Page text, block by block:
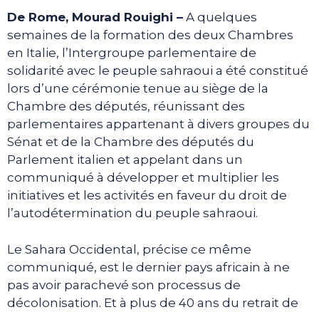
De Rome, Mourad Rouighi – A quelques
semaines de la formation des deux Chambres
en Italie, l’Intergroupe parlementaire de
solidarité avec le peuple sahraoui a été constitué
lors d’une cérémonie tenue au siège de la
Chambre des députés, réunissant des
parlementaires appartenant à divers groupes du
Sénat et de la Chambre des députés du
Parlement italien et appelant dans un
communiqué à développer et multiplier les
initiatives et les activités en faveur du droit de
l’autodétermination du peuple sahraoui.
Le Sahara Occidental, précise ce même
communiqué, est le dernier pays africain à ne
pas avoir parachevé son processus de
décolonisation. Et à plus de 40 ans du retrait de